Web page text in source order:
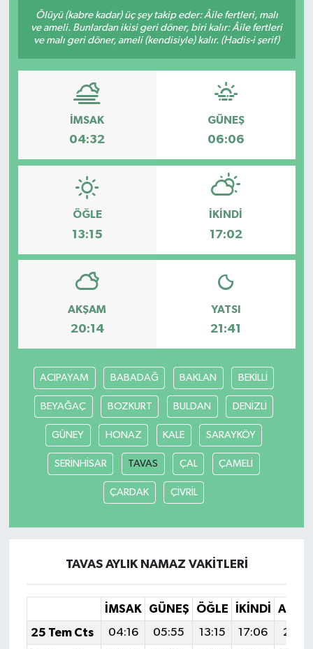
Ölüyü (kabre kadar) üç şey takip eder: Âile fertleri, malı
ve ameli. Bunlardan ikisi geri döner, biri kalır: Âile fertleri
ve malı geri döner, ameli (kendisiyle) kalır. (Hadis-i şerif)
İMSAK
04:32
GÜNEŞ
06:06
ÖĞLE
13:15
İKINDI
17:02
AKŞAM
20:14
YATSI
21:41
ACIPAYAM BABADAĞ BAKLAN BEKİLLİ
BEYAĞAÇ BOZKURT BULDAN DENİZLİ
GÜNEY HONAZ KALE SARAYKÖY
SERİNHİSAR TAVAS ÇAL ÇAMELİ
ÇARDAK ÇİVRİL
TAVAS AYLIK NAMAZ VAKITLERI
İMSAK GÜNEŞ ÖĞLE İKINDI
25 Tem Cts
04:16 05:55 13:15 17:06